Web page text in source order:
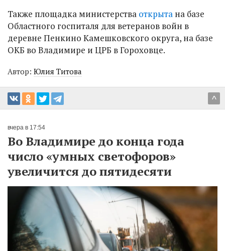
Также площадка министерства открыта на базе
Областного госпиталя для ветеранов войн в
деревне Пенкино Камешковского округа, на базе
ОКБ во Владимире и ЦРБ в Гороховце.
Автор: Юлия Титова
^
вчера в 17:54
Во Владимире до конца года
число «умных светофоров»
увеличится до пятидесяти